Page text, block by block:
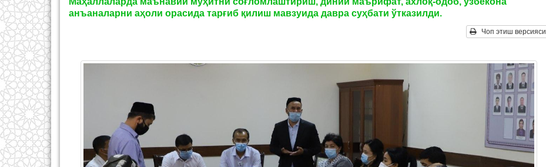
анъаналарни аҳоли орасида тарғиб қилиш мавзуида давра суҳбати ўтказилди.
Чоп этиш версияси